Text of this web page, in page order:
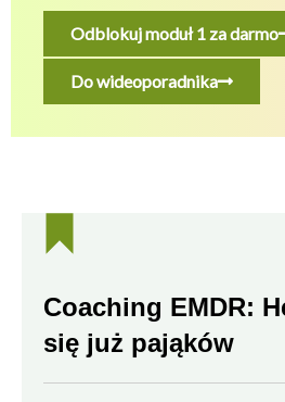
Odblokuj moduł 1 za darmo
Do wideoporadnika
Coaching EMDR:
się już pająków